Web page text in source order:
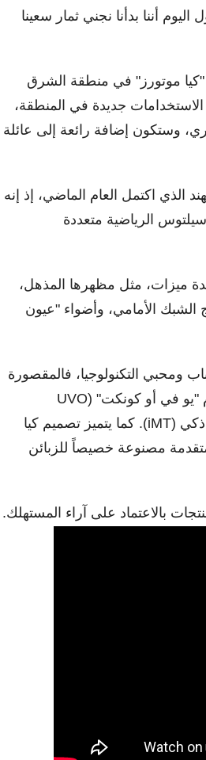
أننا بدأنا نجني ثمار سعينا
"كيا موتورز" في منطقة الشرق
جديدة في المنطقة،
وستكون إضافة رائعة إلى عائلة
الذي اكتمل العام الماضي، إذ إنه
الرياضية متعددة
ميزات، مثل مظهرها المذهل،
الشبك الأمامي، وأضواء "عيون
ومحبي التكنولوجيا، فالمقصورة
الداخلية مزودة بنظام معلومات وملاحة بقياس 10.25 مع نظام "يو في أو كونكت" (UVO
Connect)، ومجموعة صوت "بوز" (Bose)، وناقل حركة يدوي ذكي (iMT). كما يتميز تصميم كيا
مصنوعة خصيصاً للزبائن
بالاعتماد على آراء المستهلك.